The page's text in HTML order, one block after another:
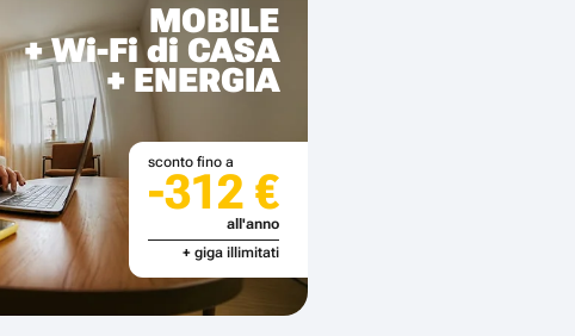
MOBILE
+ Wi-Fi di CASA
+ ENERGIA
sconto fino a
-312 €
all'anno
+ giga illimitati